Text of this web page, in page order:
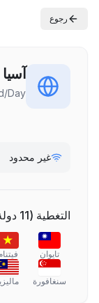
رجوع
آسيا
Day
غير محدود
التغطية (
11
تايوان
سنغافورة